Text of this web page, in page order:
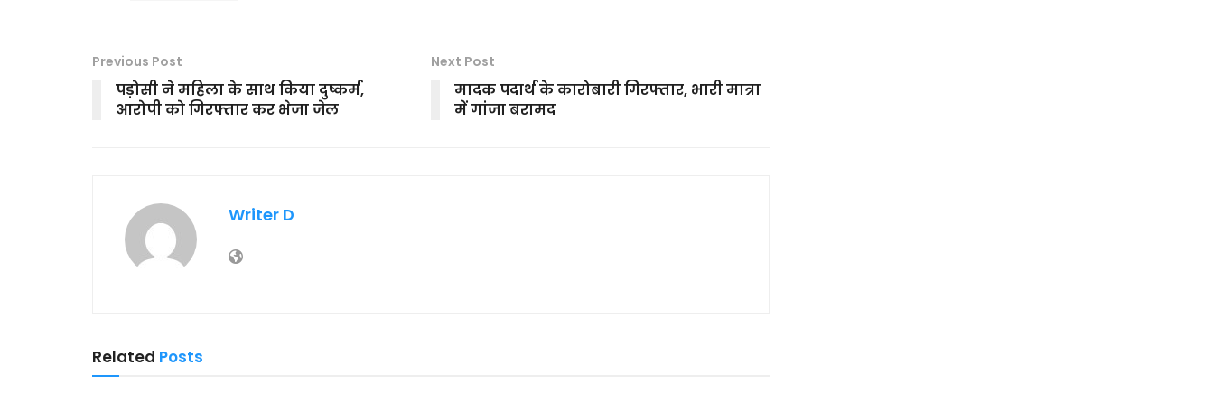
Previous Post
पड़ोसी ने महिला के साथ किया दुष्कर्म,
आरोपी को गिरफ्तार कर भेजा जेल
Next Post
मादक पदार्थ के कारोबारी गिरफ्तार, भारी मात्रा
में गांजा बरामद
Writer D
Related Posts